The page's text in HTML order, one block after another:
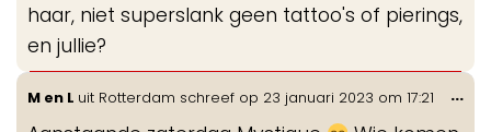
haar, niet superslank geen tattoo's of pierings,
en jullie?
M en L uit Rotterdam schreef op 23 januari 2023 om 17:21 ...